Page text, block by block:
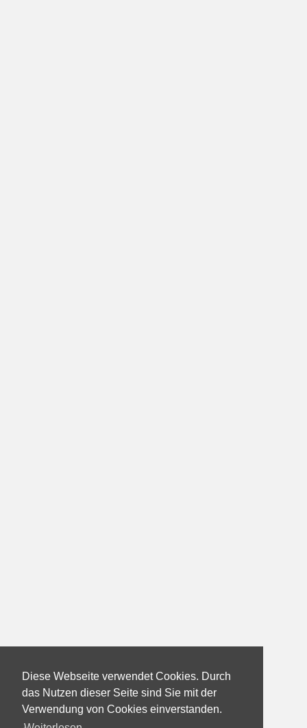
Diese Webseite verwendet Cookies. Durch
das Nutzen dieser Seite sind Sie mit der
Verwendung von Cookies einverstanden.